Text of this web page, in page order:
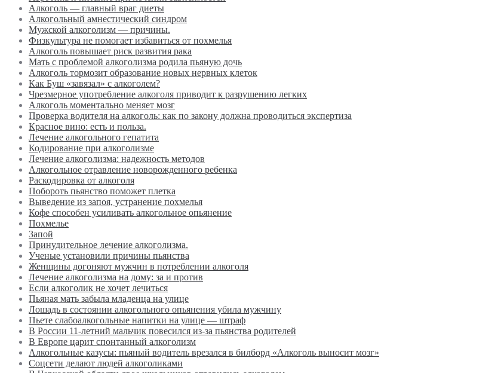
Алкоголь — главный враг диеты
Алкогольный амнестический синдром
Мужской алкоголизм — причины.
Физкультура не помогает избавиться от похмелья
Алкоголь повышает риск развития рака
Мать с проблемой алкоголизма родила пьяную дочь
Алкоголь тормозит образование новых нервных клеток
Как Буш «завязал» с алкоголем?
Чрезмерное употребление алкоголя приводит к разрушению легких
Алкоголь моментально меняет мозг
Проверка водителя на алкоголь: как по закону должна проводиться экспертиза
Красное вино: есть и польза.
Лечение алкогольного гепатита
Кодирование при алкоголизме
Лечение алкоголизма: надежность методов
Алкогольное отравление новорожденного ребенка
Раскодировка от алкоголя
Побороть пьянство поможет плетка
Выведение из запоя, устранение похмелья
Кофе способен усиливать алкогольное опьянение
Похмелье
Запой
Принудительное лечение алкоголизма.
Ученые установили причины пьянства
Женщины догоняют мужчин в потреблении алкоголя
Лечение алкоголизма на дому: за и против
Если алкоголик не хочет лечиться
Пьяная мать забыла младенца на улице
Лошадь в состоянии алкогольного опьянения убила мужчину
Пьете слабоалкогольные напитки на улице — штраф
В России 11-летний мальчик повесился из-за пьянства родителей
В Европе царит спонтанный алкоголизм
Алкогольные казусы: пьяный водитель врезался в билборд «Алкоголь выносит мозг»
Соцсети делают людей алкоголиками